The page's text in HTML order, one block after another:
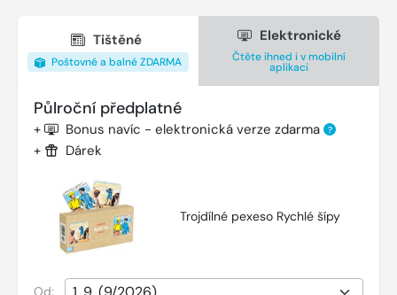
Tištěné
Poštovné a balné ZDARMA
Elektronické
Čtěte ihned i v mobilní
aplikaci
Půlroční předplatné
+ Bonus navíc - elektronická verze zdarma ?
+ Dárek
Trojdílné pexeso Rychlé šípy